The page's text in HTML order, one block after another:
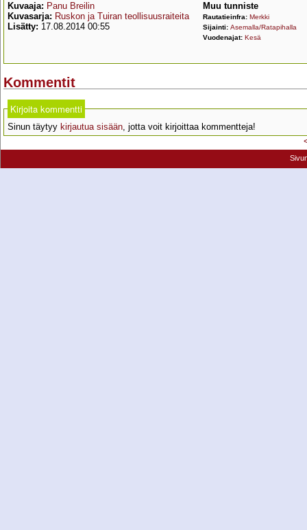
Kuvaaja: Panu Breilin
Kuvasarja: Ruskon ja Tuiran teollisuusraiteita
Lisätty: 17.08.2014 00:55
Muu tunniste
Rautatieinfra: Merkki
Sijainti: Asemalla/Ratapihalla
Vuodenajat: Kesä
Kommentit
Kirjoita kommentti
Sinun täytyy kirjautua sisään, jotta voit kirjoittaa kommentteja!